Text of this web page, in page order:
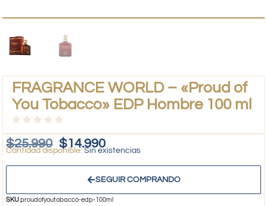
FRAGRANCE WORLD – «Proud of
You Tobacco» EDP Hombre 100 ml
$25.990 $14.990
Sin existencias
SEGUIR COMPRANDO
SKUproudofyoutobacco-edp-100ml